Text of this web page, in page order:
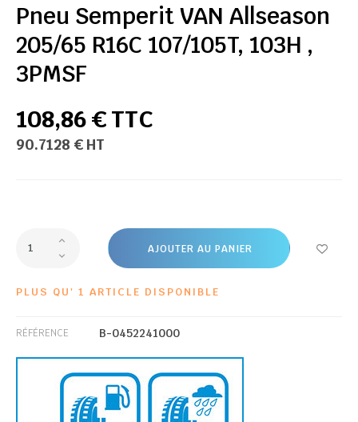
Pneu Semperit VAN Allseason
205/65 R16C 107/105T, 103H ,
3PMSF
108,86 € TTC
90.7128 € HT
AJOUTER AU PANIER
PLUS QU' 1 ARTICLE DISPONIBLE
RÉFÉRENCE B-0452241000